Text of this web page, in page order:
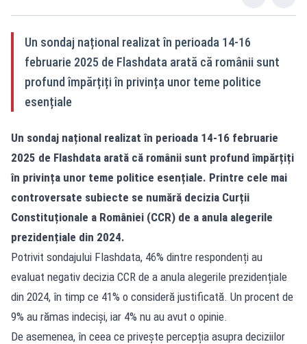
Un sondaj național realizat în perioada 14-16
februarie 2025 de Flashdata arată că românii sunt
profund împărțiți în privința unor teme politice
esențiale
Un sondaj național realizat în perioada 14-16 februarie
2025 de Flashdata arată că românii sunt profund împărțiți
în privința unor teme politice esențiale. Printre cele mai
controversate subiecte se numără decizia Curții
Constituționale a României (CCR) de a anula alegerile
prezidențiale din 2024.
Potrivit sondajului Flashdata, 46% dintre respondenți au
evaluat negativ decizia CCR de a anula alegerile prezidențiale
din 2024, în timp ce 41% o consideră justificată. Un procent de
9% au rămas indeciși, iar 4% nu au avut o opinie.
De asemenea, în ceea ce privește percepția asupra deciziilor